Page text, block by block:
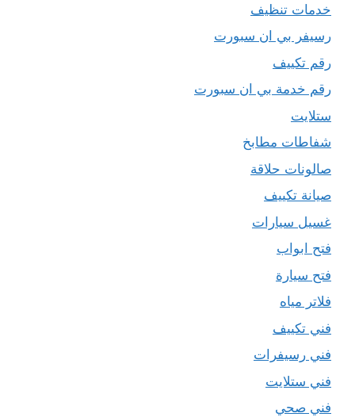
خدمات تنظيف
رسيفر بي ان سبورت
رقم تكييف
رقم خدمة بي ان سبورت
ستلايت
شفاطات مطابخ
صالونات حلاقة
صيانة تكييف
غسيل سيارات
فتح ابواب
فتح سيارة
فلاتر مياه
فني تكييف
فني رسيفرات
فني ستلايت
فني صحي